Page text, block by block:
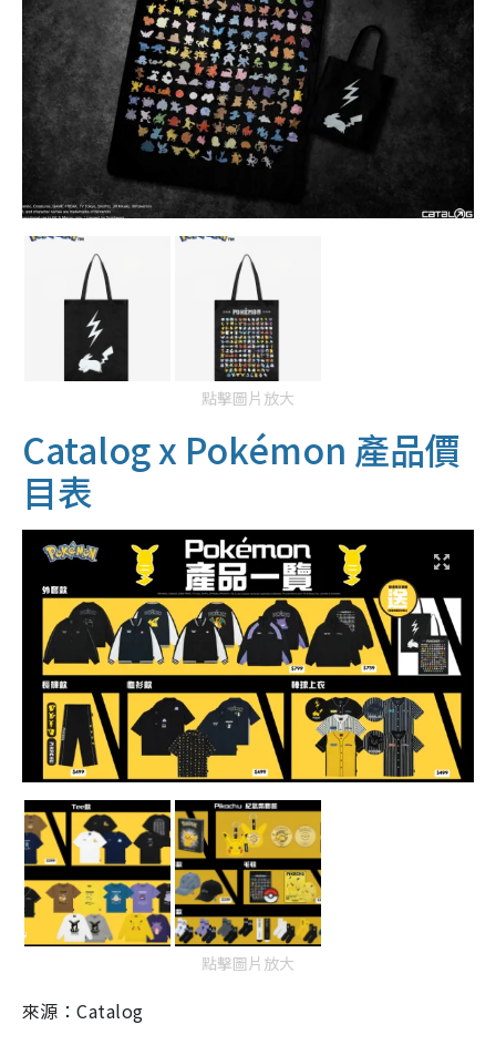
點擊圖片放大
Catalog x Pokémon 產品價
目表
點擊圖片放大
來源：Catalog